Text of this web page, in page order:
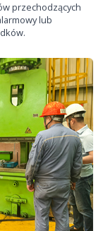
przechodzących
lub